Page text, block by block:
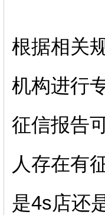
根据相关
机构进行
征信报告
人存在有
是4s店还